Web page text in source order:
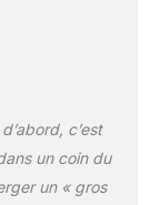
c’est
un coin du
un « gros